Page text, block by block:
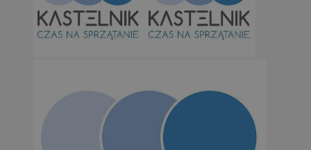
takich jak logowanie użytkownika i zarządzanie kontem. Bez
można prawidłowo korzystać ze strony internetowej.
Provider
QeSessID